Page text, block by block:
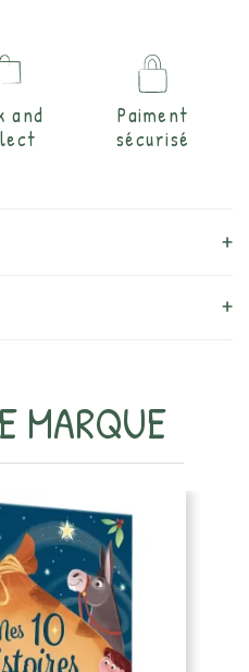
and
Paiment
sécurisé
MARQUE